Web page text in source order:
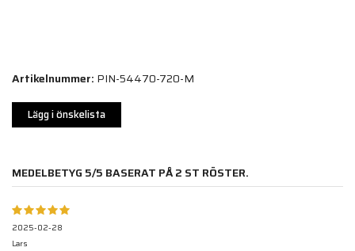
Artikelnummer: PIN-54470-720-M
Lägg i önskelista
MEDELBETYG 5/5 BASERAT PÅ2 ST RÖSTER.
2025-02-28
Lars